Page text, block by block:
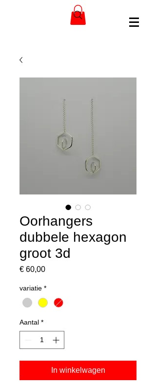
Oorhangers
dubbele hexagon
groot 3d
€ 60,00Prijs
variatie *
Aantal *
In winkelwagen